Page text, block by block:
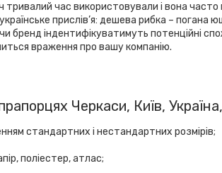
час використовували і вона часто
прислів’я: дешева рибка –
бренд індентифікуватимуть потенційні
враження про вашу компанію.
Черкаси, Київ,
стандартних і нестандартних розмірів;
поліестер, атлас;